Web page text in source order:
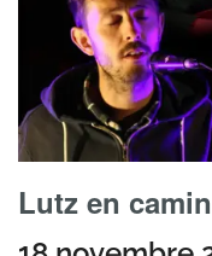
Lutz en camin